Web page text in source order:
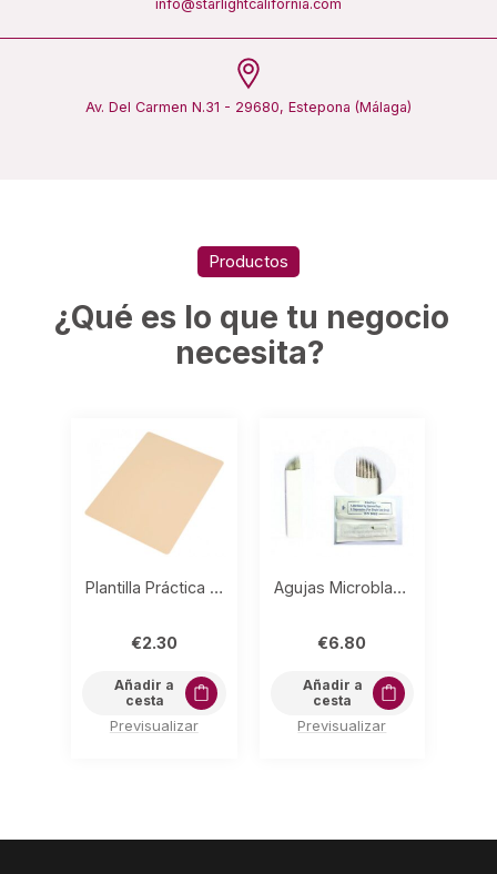
info@starlightcalifornia.com
Av. Del Carmen N.31 - 29680, Estepona (Málaga)
Productos
¿Qué es lo que tu negocio
necesita?
Añadir a
cesta
Previsualizar
Plantilla Práctica Microblading
€2.30
Añadir a
cesta
Previsualizar
Agujas Microblading 14 púas (Pack 5)
€6.80